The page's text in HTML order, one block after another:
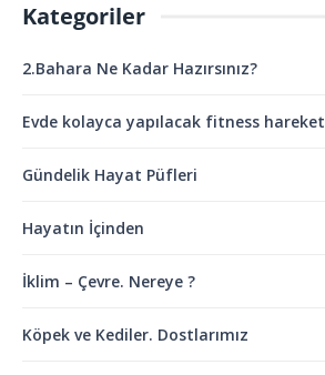
Kategoriler
2.Bahara Ne Kadar Hazırsınız?
Evde kolayca yapılacak fitness
Gündelik Hayat Püfleri
Hayatın İçinden
İklim – Çevre. Nereye ?
Köpek ve Kediler. Dostlarımız